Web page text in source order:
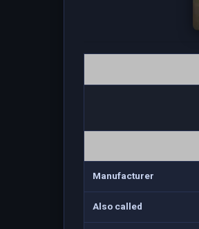
Manufacturer
Also called